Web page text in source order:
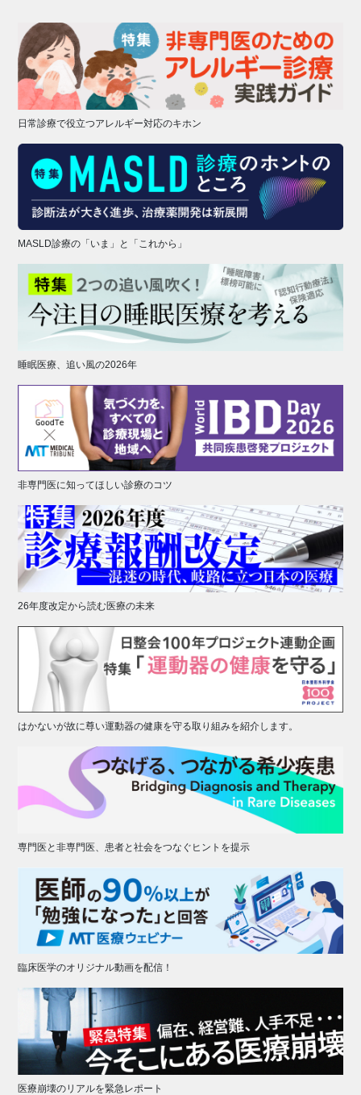
日常診療で役立つアレルギー対応のキホン
MASLD診療の「いま」と「これから」
睡眠医療、追い風の2026年
非専門医に知ってほしい診療のコツ
26年度改定から読む医療の未来
はかないが故に尊い運動器の健康を守る取り組みを紹介します。
専門医と非専門医、患者と社会をつなぐヒントを提示
臨床医学のオリジナル動画を配信！
医療崩壊のリアルを緊急レポート